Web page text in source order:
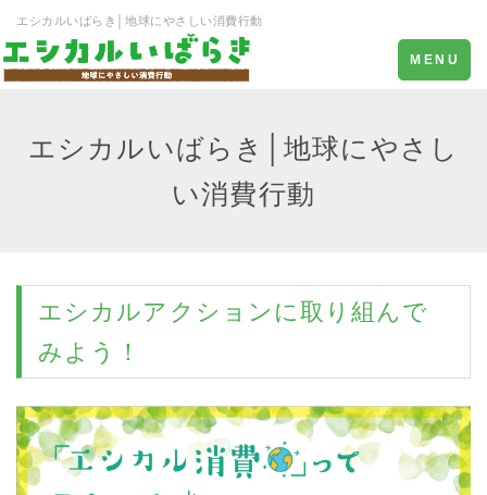
エシカルいばらき│地球にやさしい消費行動
Toggle
navigation
MENU
エシカルいばらき│地球にやさし
い消費行動
エシカルアクションに取り組んで
みよう！